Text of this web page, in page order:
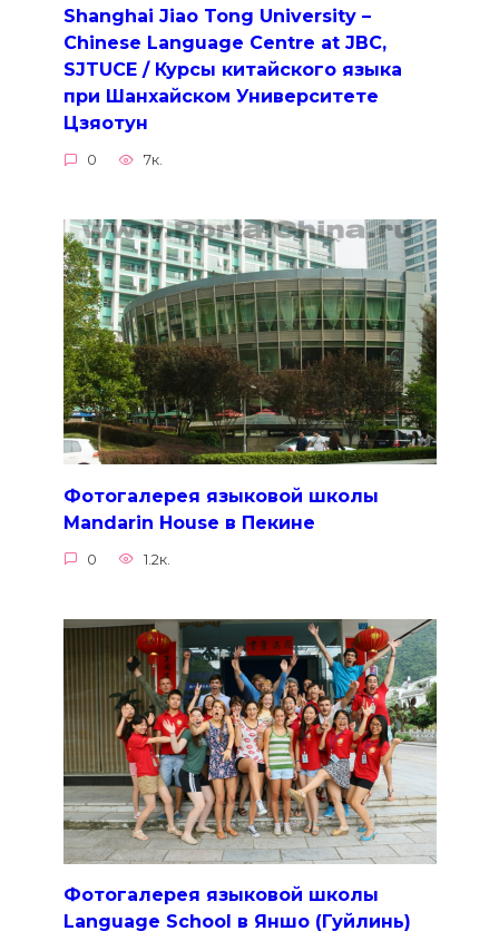
Shanghai Jiao Tong University –
Chinese Language Centre at JBC,
SJTUCE / Курсы китайского языка
при Шанхайском Университете
Цзяотун
0 7к.
Фотогалерея языковой школы
Mandarin House в Пекине
0 1.2к.
Фотогалерея языковой школы
Language School в Яншо (Гуйлинь)